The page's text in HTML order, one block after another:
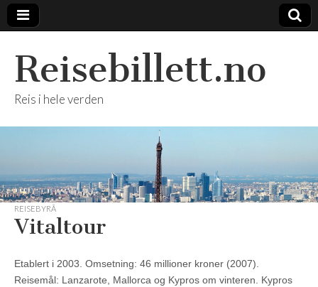
Reisebillett.no
Reis i hele verden
REISEBYRÅ
Vitaltour
Etablert i 2003. Omsetning: 46 millioner kroner (2007).
Reisemål: Lanzarote, Mallorca og Kypros om vinteren. Kypros